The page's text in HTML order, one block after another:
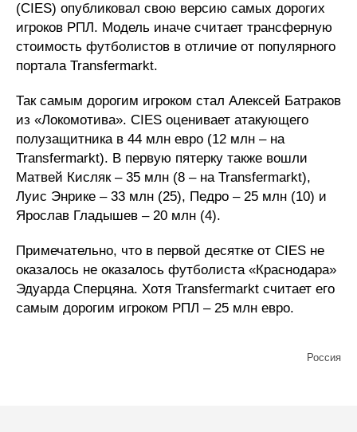
(CIES) опубликовал свою версию самых дорогих
игроков РПЛ. Модель иначе считает трансферную
стоимость футболистов в отличие от популярного
портала Transfermarkt.
Так самым дорогим игроком стал Алексей Батраков
из «Локомотива». CIES оценивает атакующего
полузащитника в 44 млн евро (12 млн – на
Transfermarkt). В первую пятерку также вошли
Матвей Кисляк – 35 млн (8 – на Transfermarkt),
Луис Энрике – 33 млн (25), Педро – 25 млн (10) и
Ярослав Гладышев – 20 млн (4).
Примечательно, что в первой десятке от CIES не
оказалось не оказалось футболиста «Краснодара»
Эдуарда Сперцяна. Хотя Transfermarkt считает его
самым дорогим игроком РПЛ – 25 млн евро.
Россия